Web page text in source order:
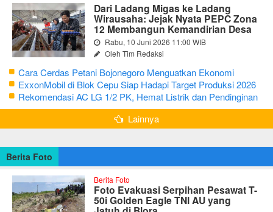
Dari Ladang Migas ke Ladang
Wirausaha: Jejak Nyata PEPC Zona
12 Membangun Kemandirian Desa
Rabu, 10 Juni 2026 11:00 WIB
Oleh Tim Redaksi
Cara Cerdas Petani Bojonegoro Menguatkan Ekonomi
Keluarga
ExxonMobil di Blok Cepu Siap Hadapi Target Produksi 2026
Rekomendasi AC LG 1/2 PK, Hemat Listrik dan Pendinginan
Maksimal
Lainnya
Berita Foto
Berita Foto
Foto Evakuasi Serpihan Pesawat T-
50i Golden Eagle TNI AU yang